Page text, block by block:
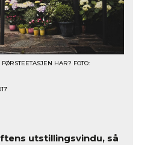
HAR? FOTO:
utstillingsvindu, så